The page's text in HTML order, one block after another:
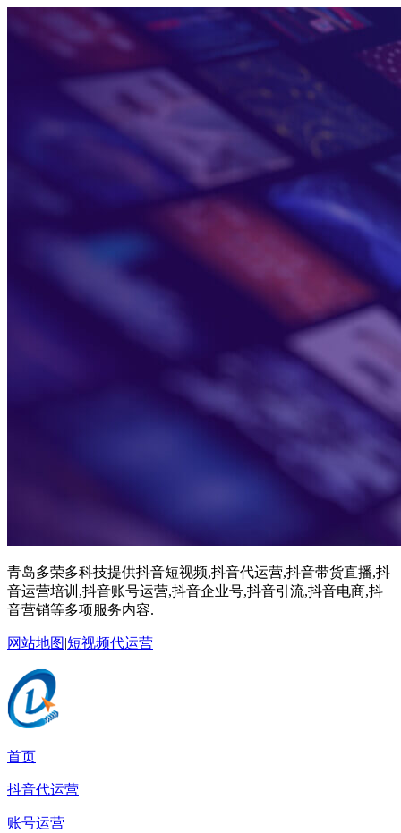
青岛多荣多科技提供抖音短视频,抖音代运营,抖音带货直播,抖
音运营培训,抖音账号运营,抖音企业号,抖音引流,抖音电商,抖
音营销等多项服务内容.
网站地图|短视频代运营
首页
抖音代运营
账号运营